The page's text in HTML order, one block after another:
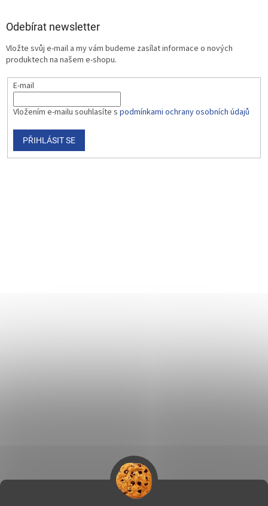
Odebírat newsletter
Vložte svůj e-mail a my vám budeme zasílat informace o nových
produktech na našem e-shopu.
E-mail
Vložením e-mailu souhlasíte s podmínkami ochrany osobních údajů
PŘIHLÁSIT SE